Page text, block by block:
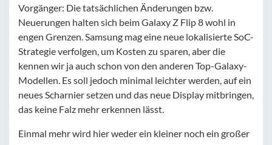
Vorgänger: Die tatsächlichen Änderungen bzw.
Neuerungen halten sich beim Galaxy Z Flip 8 wohl in
engen Grenzen. Samsung mag eine neue lokalisierte SoC-
Strategie verfolgen, um Kosten zu sparen, aber die
kennen wir ja auch schon von den anderen Top-Galaxy-
Modellen. Es soll jedoch minimal leichter werden, auf ein
neues Scharnier setzen und das neue Display mitbringen,
das keine Falz mehr erkennen lässt.
Einmal mehr wird hier weder ein kleiner noch ein großer